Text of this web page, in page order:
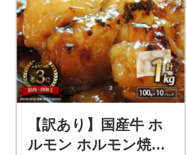
【訳あり】国産牛 ホ
ルモン ホルモン焼き